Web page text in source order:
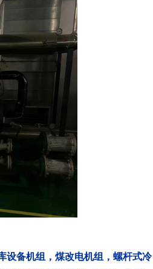
设备机组，煤改电机组，螺杆式冷